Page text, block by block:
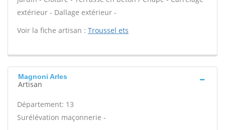
extérieur - Dallage extérieur -
Voir la fiche artisan : Troussel ets
Magnoni Arles
Artisan
Département: 13
Surélévation maçonnerie -